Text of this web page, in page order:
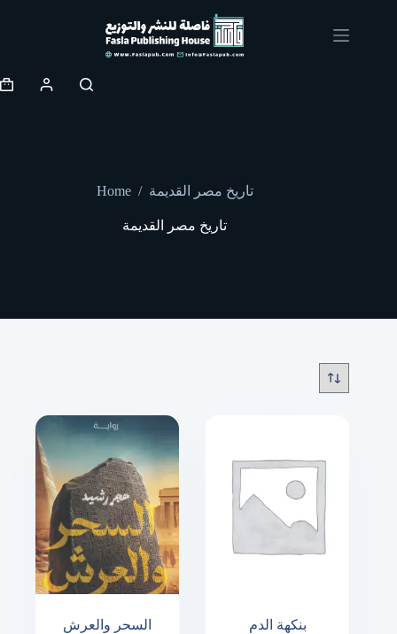
Shopping
Home / تاريخ مصر القديمة
تاريخ مصر القديمة
السحر والعرش
بنكهة الدم